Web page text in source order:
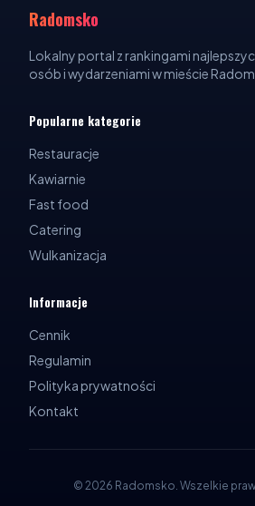
Radomsko
Lokalny portal z rankingami
osób i wydarzeniami w mieście
Popularne kategorie
Restauracje
Kawiarnie
Fast food
Catering
Wulkanizacja
Informacje
Cennik
Regulamin
Polityka prywatności
Kontakt
© 2026 Radomsko. Wszelkie